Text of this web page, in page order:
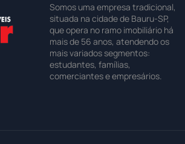
Somos uma empresa tradicional,
situada na cidade de Bauru-SP,
que opera no ramo imobiliário há
mais de 56 anos, atendendo os
mais variados segmentos:
estudantes, famílias,
comerciantes e empresários.